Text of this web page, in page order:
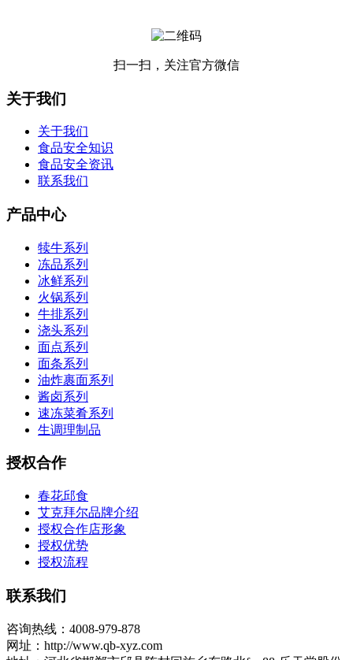
扫一扫，关注官方微信
关于我们
关于我们
食品安全知识
食品安全资讯
联系我们
产品中心
犊牛系列
冻品系列
冰鲜系列
火锅系列
牛排系列
浇头系列
面点系列
面条系列
油炸裹面系列
酱卤系列
速冻菜肴系列
生调理制品
授权合作
春花邱食
艾克拜尔品牌介绍
授权合作店形象
授权优势
授权流程
联系我们
咨询热线：4008-979-878
网址：http://www.qb-xyz.com